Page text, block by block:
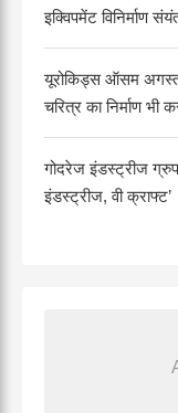
इक्विपमेंट विनिर्माण
यूरोकिड्स ऑसम अगस्त
चरित्र का निर्माण भी
गोदरेज इंडस्ट्रीज
इंडस्ट्रीज, वी क्राफ्ट’